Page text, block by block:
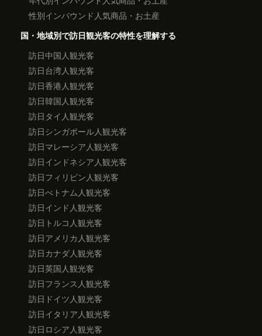
性別インバウンド人気商品・お土産
国・地域別で訪日観光客の特性を理解する
訪日中国人観光客
訪日台湾人観光客
訪日香港人観光客
訪日韓国人観光客
訪日タイ人観光客
訪日シンガポール人観光客
訪日マレーシア人観光客
訪日インドネシア人観光客
訪日フィリピン人観光客
訪日べトナム人観光客
訪日インド人観光客
訪日トルコ人観光客
訪日アメリカ人観光客
訪日カナダ人観光客
訪日英国人観光客
訪日フランス人観光客
訪日ドイツ人観光客
訪日イタリア人観光客
訪日ロシア人観光客